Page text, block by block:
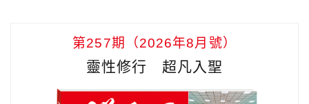
第257期（2026年8月號）
靈性修行 超凡入聖